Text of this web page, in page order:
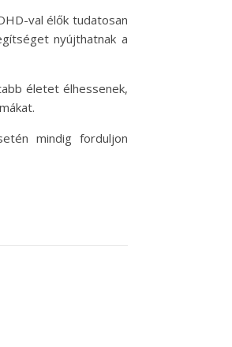
val élők tudatosan
nyújthatnak a
életet élhessenek,
mindig forduljon